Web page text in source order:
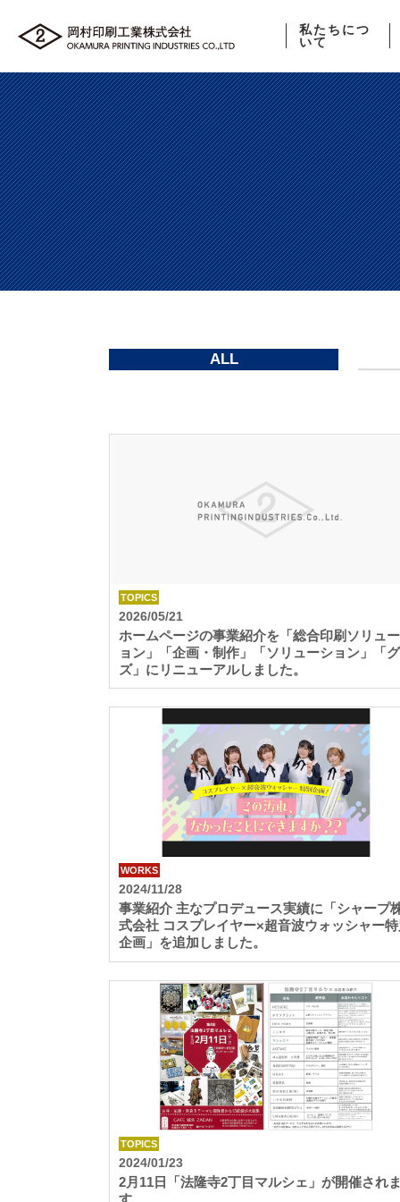
私たちにつ
いて
ALL
TOPICS
2026/05/21
ホームページの事業紹介を「総合印刷ソリュ
ョン」「企画・制作」「ソリューション」「
ズ」にリニューアルしました。
WORKS
2024/11/28
事業紹介 主なプロデュース実績に「シャープ
式会社 コスプレイヤー×超音波ウォッシャー
企画」を追加しました。
TOPICS
2024/01/23
2月11日「法隆寺2丁目マルシェ」が開催され